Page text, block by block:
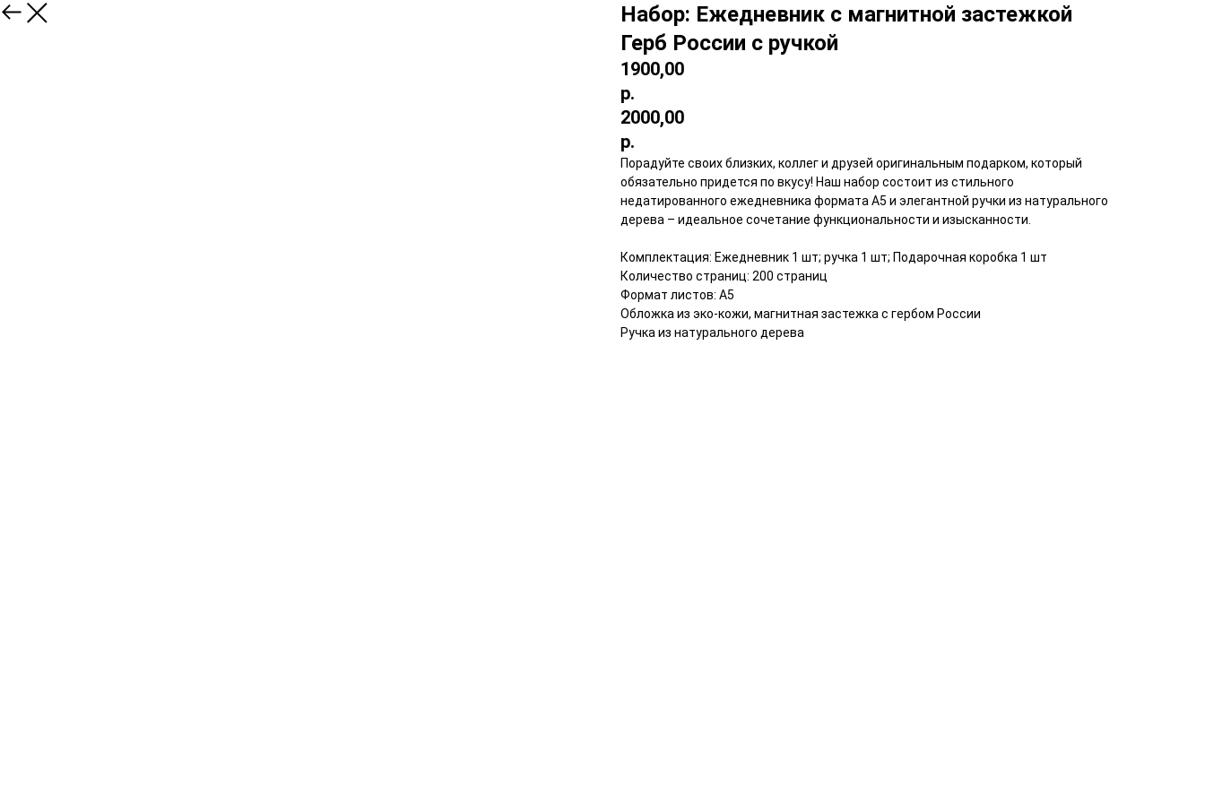
Набор: Ежедневник с магнитной застежкой
Герб России с ручкой
1900,00
р.
2000,00
р.
Порадуйте своих близких, коллег и друзей оригинальным подарком, который
обязательно придется по вкусу! Наш набор состоит из стильного
недатированного ежедневника формата А5 и элегантной ручки из натурального
дерева – идеальное сочетание функциональности и изысканности.
Комплектация: Ежедневник 1 шт; ручка 1 шт; Подарочная коробка 1 шт
Количество страниц: 200 страниц
Формат листов: А5
Обложка из эко-кожи, магнитная застежка с гербом России
Ручка из натурального дерева